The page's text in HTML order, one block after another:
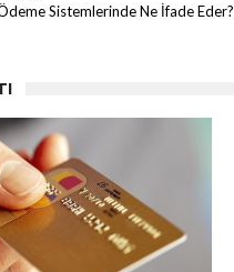
Sistemlerinde Ne İfade Eder?